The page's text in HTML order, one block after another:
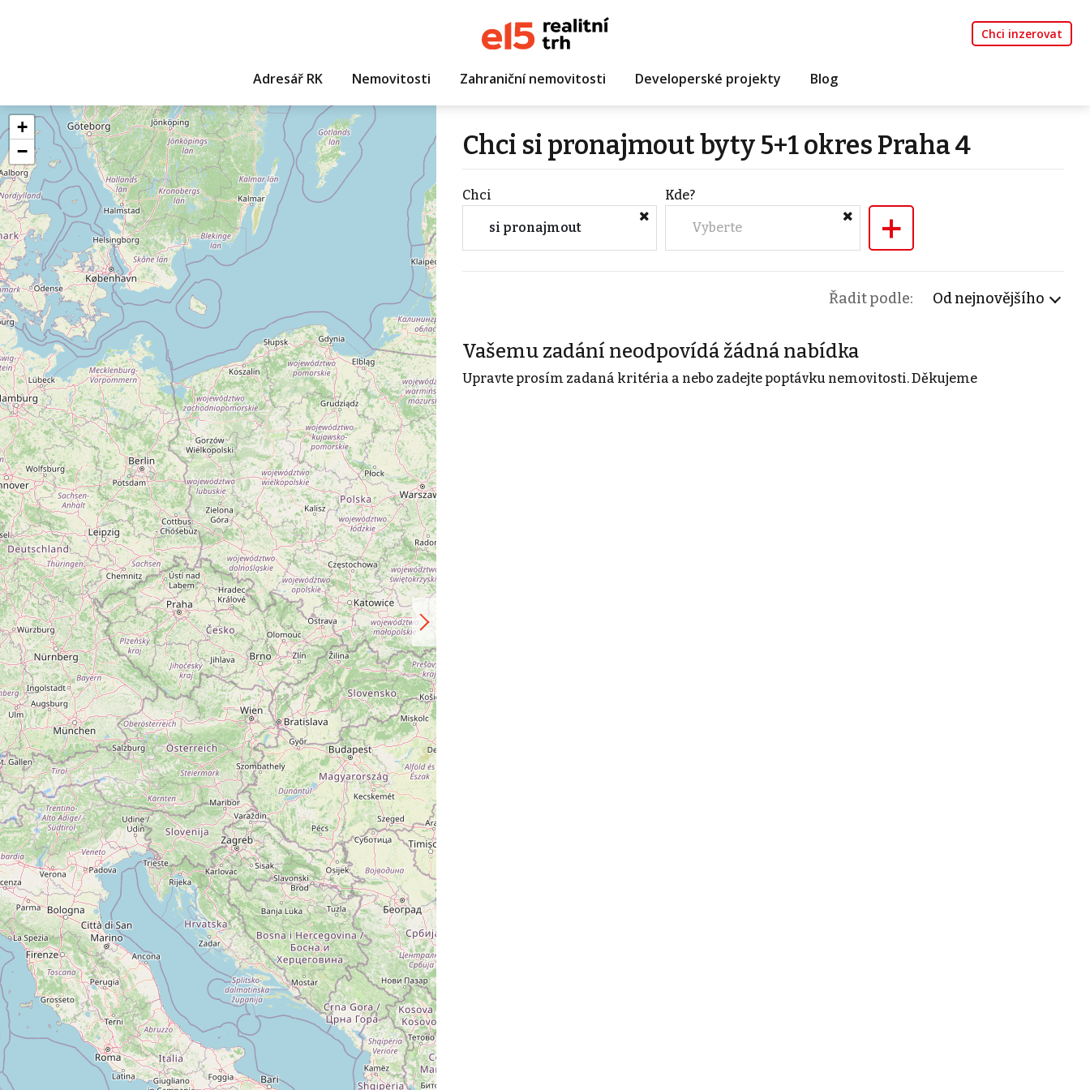
Chci inzerovat
Adresář RK Nemovitosti Zahraniční nemovitosti Developerské projekty Blog
+
−
Chci si pronajmout byty 5+1 okres Praha 4
Chci
si pronajmout
Kde?
Vyberte +
Řadit podle: Od nejnovějšího
Vašemu zadání neodpovídá žádná nabídka
Upravte prosím zadaná kritéria a nebo zadejte poptávku nemovitosti. Děkujeme